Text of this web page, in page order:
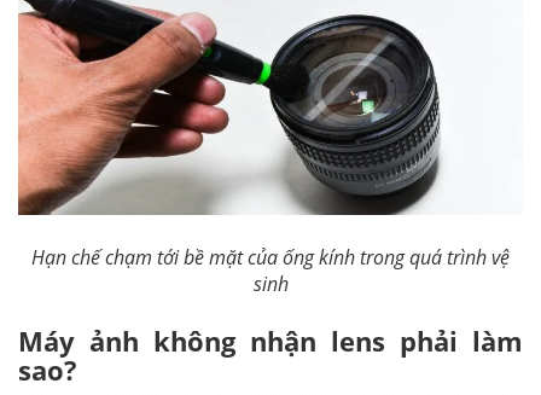
Hạn chế chạm tới bề mặt của ống kính trong quá trình vệ
sinh
Máy ảnh không nhận lens phải làm
sao?